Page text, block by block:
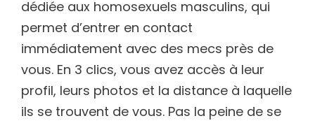
dédiée aux homosexuels masculins, qui
permet d’entrer en contact
immédiatement avec des mecs près de
vous. En 3 clics, vous avez accès à leur
profil, leurs photos et la distance à laquelle
ils se trouvent de vous. Pas la peine de se